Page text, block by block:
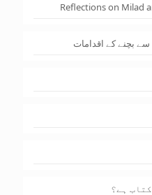
Reflections on Milad
بچنے کے اقدامات
ہے؟